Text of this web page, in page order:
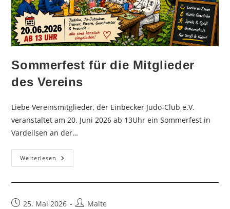
Sommerfest für die Mitglieder
des Vereins
Liebe Vereinsmitglieder, der Einbecker Judo-Club e.V.
veranstaltet am 20. Juni 2026 ab 13Uhr ein Sommerfest in
Vardeilsen an der…
Weiterlesen Sommerfest
Für
Beitrag25. Mai 2026
Beitrags-
Malte